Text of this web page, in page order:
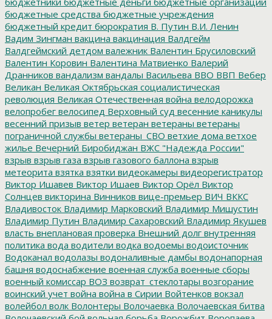
бюджетные средства бюджетные учреждения
бюджетный кредит бюрократия В. Путин В.И. Ленин
Вадим Зингман вакцина вакцинация Валдгейм
Валдгеймский детдом валежник Валентин Брусиловский
Валентин Коровин Валентина Матвиенко Валерий
Дранников вандализм вандалы Васильева ВВО ВВП Вебер
Великан Великая Октябрьская социалистическая
революция Великая Отечественная война велодорожка
велопробег велосипед Верховный суд весенние каникулы
весенний призыв ветер ветеран ветераны ветераны
пограничной службы ветераны_СВО ветхие дома ветхое
жилье Вечерний Биробиджан ВЖС "Надежда России"
взрыв взрыв газа взрыв газового баллона взрыв
метеорита взятка взятки видеокамеры видеорегистратор
Виктор Ишавев Виктор Ишаев Виктор Орёл Виктор
Солнцев викторина Винников вице-премьер ВИЧ ВККС
Владивосток Владимир Марковский Владимир Мишустин
Владимир Путин Владимир Сахаровский Владимир Якушев
власть внеплановая проверка Внешний долг внутренняя
политика вода водители водка водоемы водоисточник
Водоканал водолазы водоналивные дамбы водонапорная
башня водоснабжение военная служба военные сборы
военный комиссар ВОЗ возврат_стеклотары возгорание
воинский учет война война в Сирии Войтенков вокзал
волейбол волк Волонтеры Волочаевка Волочаевская битва